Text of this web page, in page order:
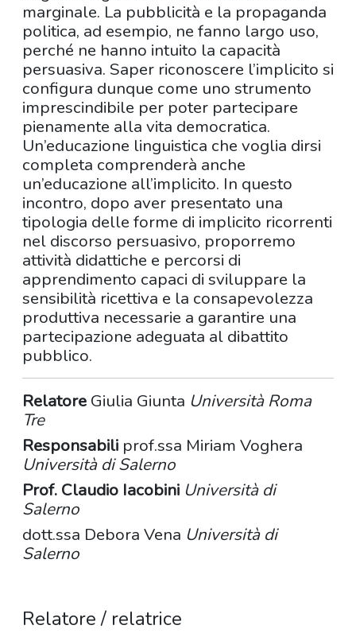
marginale. La pubblicità e la propaganda
politica, ad esempio, ne fanno largo uso,
perché ne hanno intuito la capacità
persuasiva. Saper riconoscere l’implicito si
configura dunque come uno strumento
imprescindibile per poter partecipare
pienamente alla vita democratica.
Un’educazione linguistica che voglia dirsi
completa comprenderà anche
un’educazione all’implicito. In questo
incontro, dopo aver presentato una
tipologia delle forme di implicito ricorrenti
nel discorso persuasivo, proporremo
attività didattiche e percorsi di
apprendimento capaci di sviluppare la
sensibilità ricettiva e la consapevolezza
produttiva necessarie a garantire una
partecipazione adeguata al dibattito
pubblico.
Relatore Giulia Giunta Università Roma
Tre
Responsabili prof.ssa Miriam Voghera
Università di Salerno
Prof. Claudio Iacobini Università di
Salerno
dott.ssa Debora Vena Università di
Salerno
Relatore / relatrice